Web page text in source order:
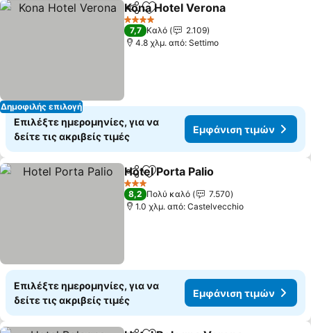
Δημοφιλής επιλογή
Κοινοποίηση
Προσθήκη στα αγαπημένα
Kona Hotel Verona
4 Αστέρια
7,7 Καλό
2.109
4.8 χλμ. από: Settimo
Επιλέξτε ημερομηνίες, για να
δείτε τις ακριβείς τιμές
Εμφάνιση τιμών
Κοινοποίηση
Προσθήκη στα αγαπημένα
Hotel Porta Palio
3 Αστέρια
8,2 Πολύ καλό
7.570
1.0 χλμ. από: Castelvecchio
Επιλέξτε ημερομηνίες, για να
δείτε τις ακριβείς τιμές
Εμφάνιση τιμών